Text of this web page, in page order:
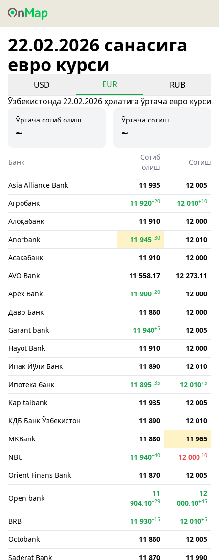
22.02.2026 санасига
евро курси
USD EUR
RUB
Ўзбекистонда 22.02.2026 ҳолатига ўртача евро курси
Ўртача сотиб олиш
~
Ўртача сотиш
~
Банк
Сотиб
олиш
Сотиш
Asia Alliance Bank 11 935
12 005
Агробанк
11 920+20 12 010+10
Алоқабанк 11 910
12 000
Anorbank
11 945+30
12 010
Асакабанк
11 910
12 000
AVO Bank
11 558.17
12 273.11
Apex Bank
11 900+20
12 000
Давр Банк
11 860
12 000
Garant bank
11 940+5
12 005
Hayot Bank
11 910
12 000
Ипак Йўли Банк
11 890
12 010
Ипотека банк
11 895+35 12 010+5
Kapitalbank 11 935
12 005
КДБ Банк Ўзбекистон
11 890
12 010
MKBank
11 880
11 965
NBU
11 940+40 12 000-10
Orient Finans Bank 11 870 12 005
Open bank
11
904.10+29
12
000.10+45
BRB 11 930+15 12 010+5
Octobank 11 860
12 005
Saderat Bank
11 870
11 990